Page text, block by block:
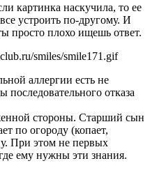
картинка наскучила, то ее
устроить по-другому. И
просто плохо ищешь ответ.
аллергии есть не
отказа
стороны. Старший сын
по огороду (копает,
При этом не первых
ему нужны эти знания.